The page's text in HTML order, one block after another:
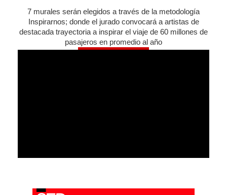
7 murales serán elegidos a través de la metodología
Inspirarnos; donde el jurado convocará a artistas de
destacada trayectoria a inspirar el viaje de 60 millones de
pasajeros en promedio al año